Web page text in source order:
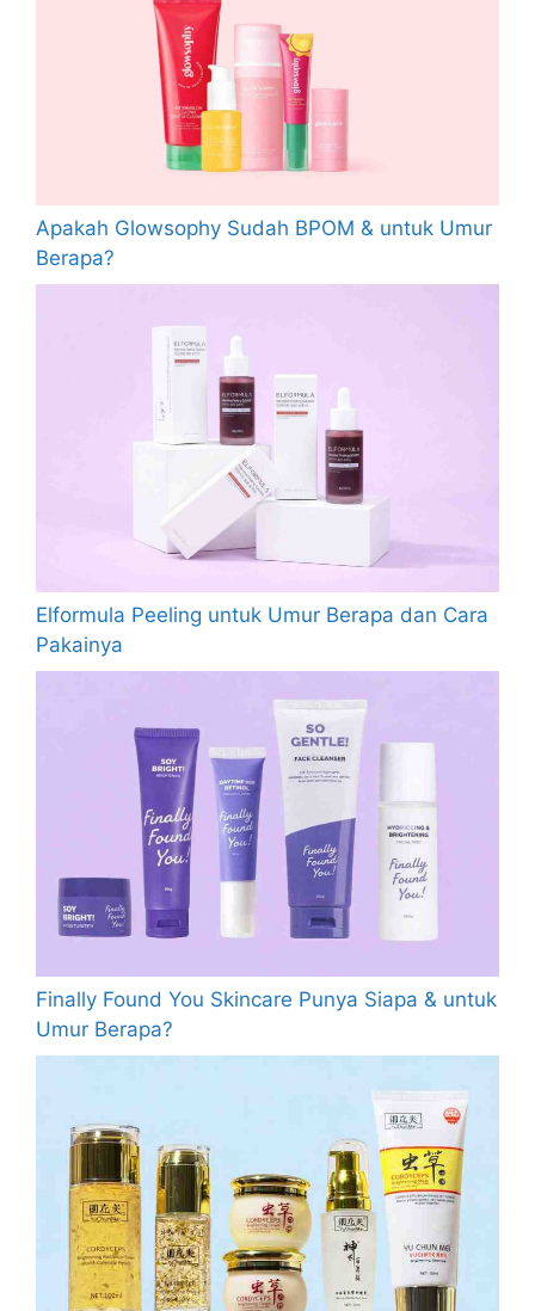
Apakah Glowsophy Sudah BPOM & untuk Umur
Berapa?
Elformula Peeling untuk Umur Berapa dan Cara
Pakainya
Finally Found You Skincare Punya Siapa & untuk
Umur Berapa?